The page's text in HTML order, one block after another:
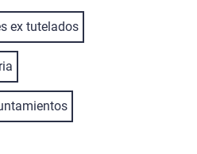
ex tutelados